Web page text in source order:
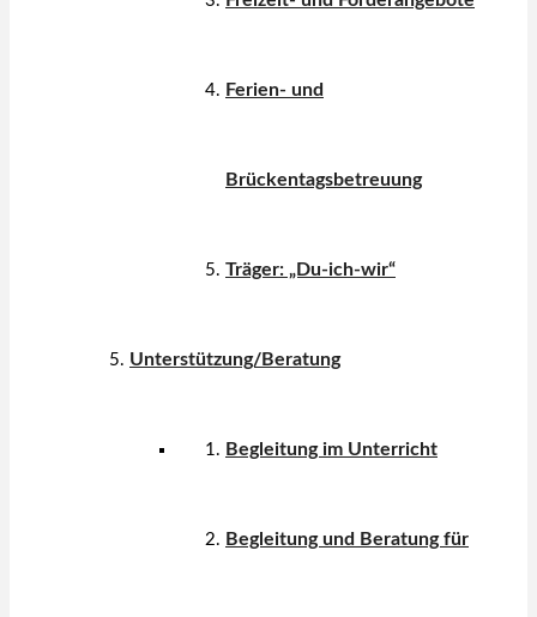
Ferien- und
Brückentagsbetreuung
Träger: „Du-ich-wir“
Unterstützung/Beratung
Begleitung im Unterricht
Begleitung und Beratung für